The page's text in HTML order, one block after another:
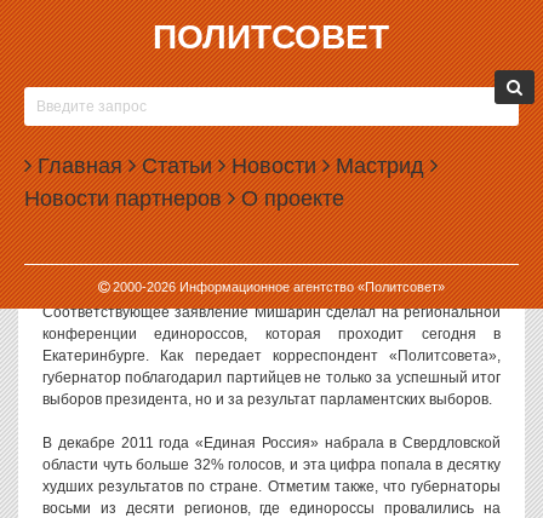
ПОЛИТСОВЕТ
Главная Статьи Новости Мастрид
Новости партнеров О проекте
2000-2026Информационное агентство «Политсовет»
12.05.2012, 13:24
МИШАРИН ПОХВАЛИЛ «ЕДИНУЮ РОССИЮ» ЗА
ДЕКАБРЬСКИЕ ВЫБОРЫ
Губернатор Александр Мишарин похвалил региональное
отделение «Единой России» за парламентские выборы, которые
прошли в декабре прошлого года. Напомним, что на тех выборах
партия власти показала в Свердловской области один из худших
результатов в стране.
Соответствующее заявление Мишарин сделал на региональной
конференции единороссов, которая проходит сегодня в
Екатеринбурге. Как передает корреспондент «Политсовета»,
губернатор поблагодарил партийцев не только за успешный итог
выборов президента, но и за результат парламентских выборов.
В декабре 2011 года «Единая Россия» набрала в Свердловской
области чуть больше 32% голосов, и эта цифра попала в десятку
худших результатов по стране. Отметим также, что губернаторы
восьми из десяти регионов, где единороссы провалились на